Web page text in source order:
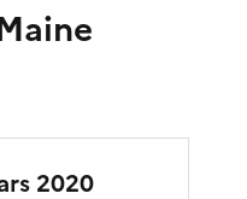
2020